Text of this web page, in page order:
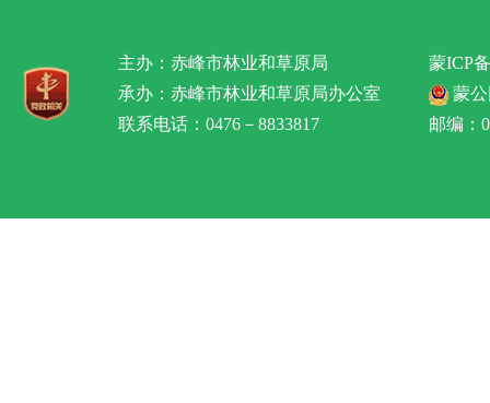
主办：赤峰市林业和草原局
承办：赤峰市林业和草原局办公室
联系电话：0476－8833817
蒙ICP
蒙公
邮编：